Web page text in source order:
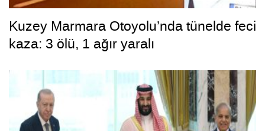
Kuzey Marmara Otoyolu’nda tünelde feci
kaza: 3 ölü, 1 ağır yaralı